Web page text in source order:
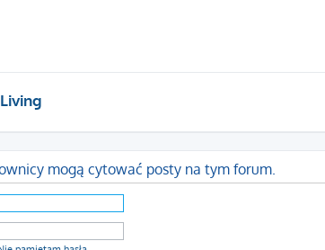
mogą cytować posty na tym forum.